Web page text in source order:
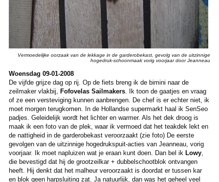
Vermoedelijke oorzaak van de lekkage in de garderobekast, gevolg van de uitzinnige
hogedruk-schoonmaak vorig voorjaar door Jeanneau
Woensdag 09-01-2008
De vijfde grijze dag op rij. Op de fiets breng ik de bimini naar de
zeilmaker vlakbij,
Fofovelas Sailmakers. Ik toon de gaatjes en vraag
of ze een versteviging kunnen aanbrengen. De chef is er echter niet, ik
moet morgen terugkomen. In de Hollandse supermarkt haal ik SenSeo
padjes. Geleidelijk wordt het lichter en warmer. Als het dek droog is
maak ik een foto van de plek, waar ik vermoed dat het teakdek lekt en
de nattigheid in de garderobekast veroorzaakt (zie foto) De eerste
gevolgen van de uitzinnige hogedrukspuit-acties van Jeanneau, vorig
voorjaar. Ik moet napluizen wat je eraan kunt doen. Dan bel ik Lowy,
die bevestigd dat hij de grootzeilkar + dubbelschootblok ontvangen
heeft. Hij denkt dat het malheur veroorzaakt is doordat er tussen kar
en blok geen harpsluiting zat. Ja natuurlijk, dan was het geheel veel